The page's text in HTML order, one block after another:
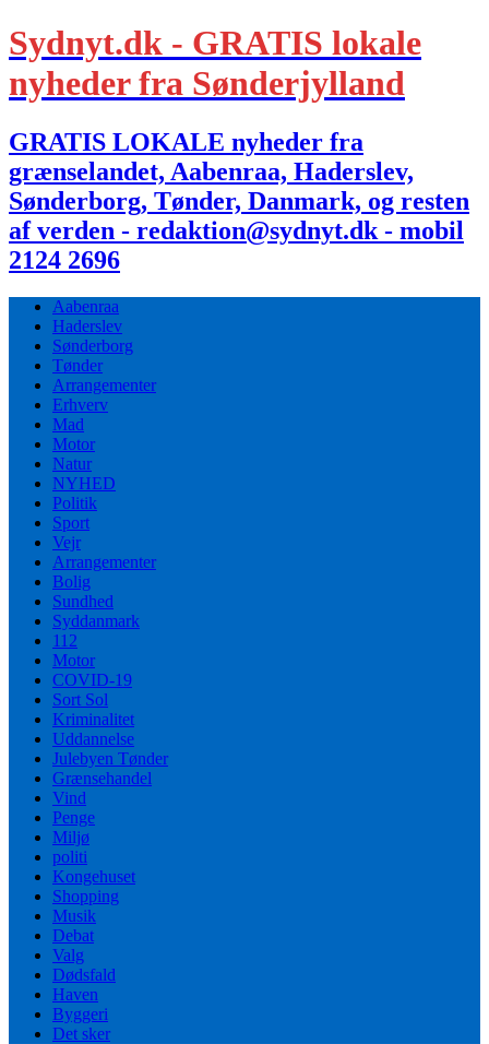
Sydnyt.dk - GRATIS lokale
nyheder fra Sønderjylland
GRATIS LOKALE nyheder fra
grænselandet, Aabenraa, Haderslev,
Sønderborg, Tønder, Danmark, og resten
af verden - redaktion@sydnyt.dk - mobil
2124 2696
Aabenraa
Haderslev
Sønderborg
Tønder
Arrangementer
Erhverv
Mad
Motor
Natur
NYHED
Politik
Sport
Vejr
Arrangementer
Bolig
Sundhed
Syddanmark
112
Motor
COVID-19
Sort Sol
Kriminalitet
Uddannelse
Julebyen Tønder
Grænsehandel
Vind
Penge
Miljø
politi
Kongehuset
Shopping
Musik
Debat
Valg
Dødsfald
Haven
Byggeri
Det sker